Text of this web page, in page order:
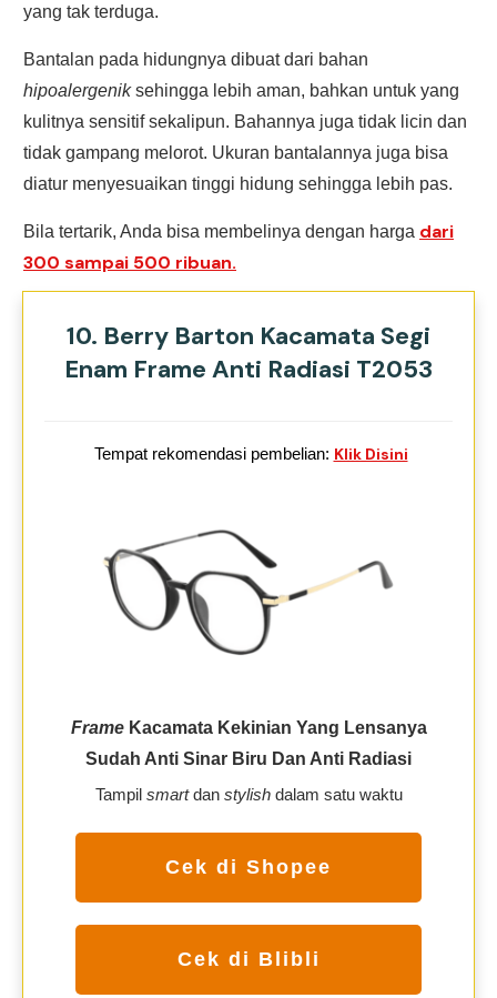
yang tak terduga.
Bantalan pada hidungnya dibuat dari bahan
hipoalergeniksehingga lebih aman, bahkan untuk yang
kulitnya sensitif sekalipun. Bahannya juga tidak licin dan
tidak gampang melorot. Ukuran bantalannya juga bisa
diatur menyesuaikan tinggi hidung sehingga lebih pas.
Bila tertarik, Anda bisa membelinya dengan harga dari
300 sampai 500 ribuan.
10. Berry Barton Kacamata Segi
Enam Frame Anti Radiasi T2053
Tempat rekomendasi pembelian: Klik Disini
FrameKacamata Kekinian Yang Lensanya
Sudah Anti Sinar Biru Dan Anti Radiasi
Tampil smartdan stylishdalam satu waktu
Cek di Shopee
Cek di Blibli